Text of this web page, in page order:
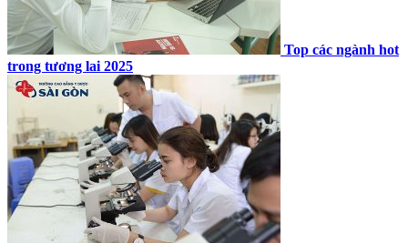
Top các ngành hot
trong tương lai 2025